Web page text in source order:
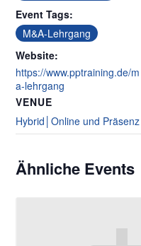
Event Tags:
M&A-Lehrgang
Website:
https://www.pptraining.de/m
a-lehrgang
VENUE
Hybrid│Online und Präsenz
Ähnliche Events